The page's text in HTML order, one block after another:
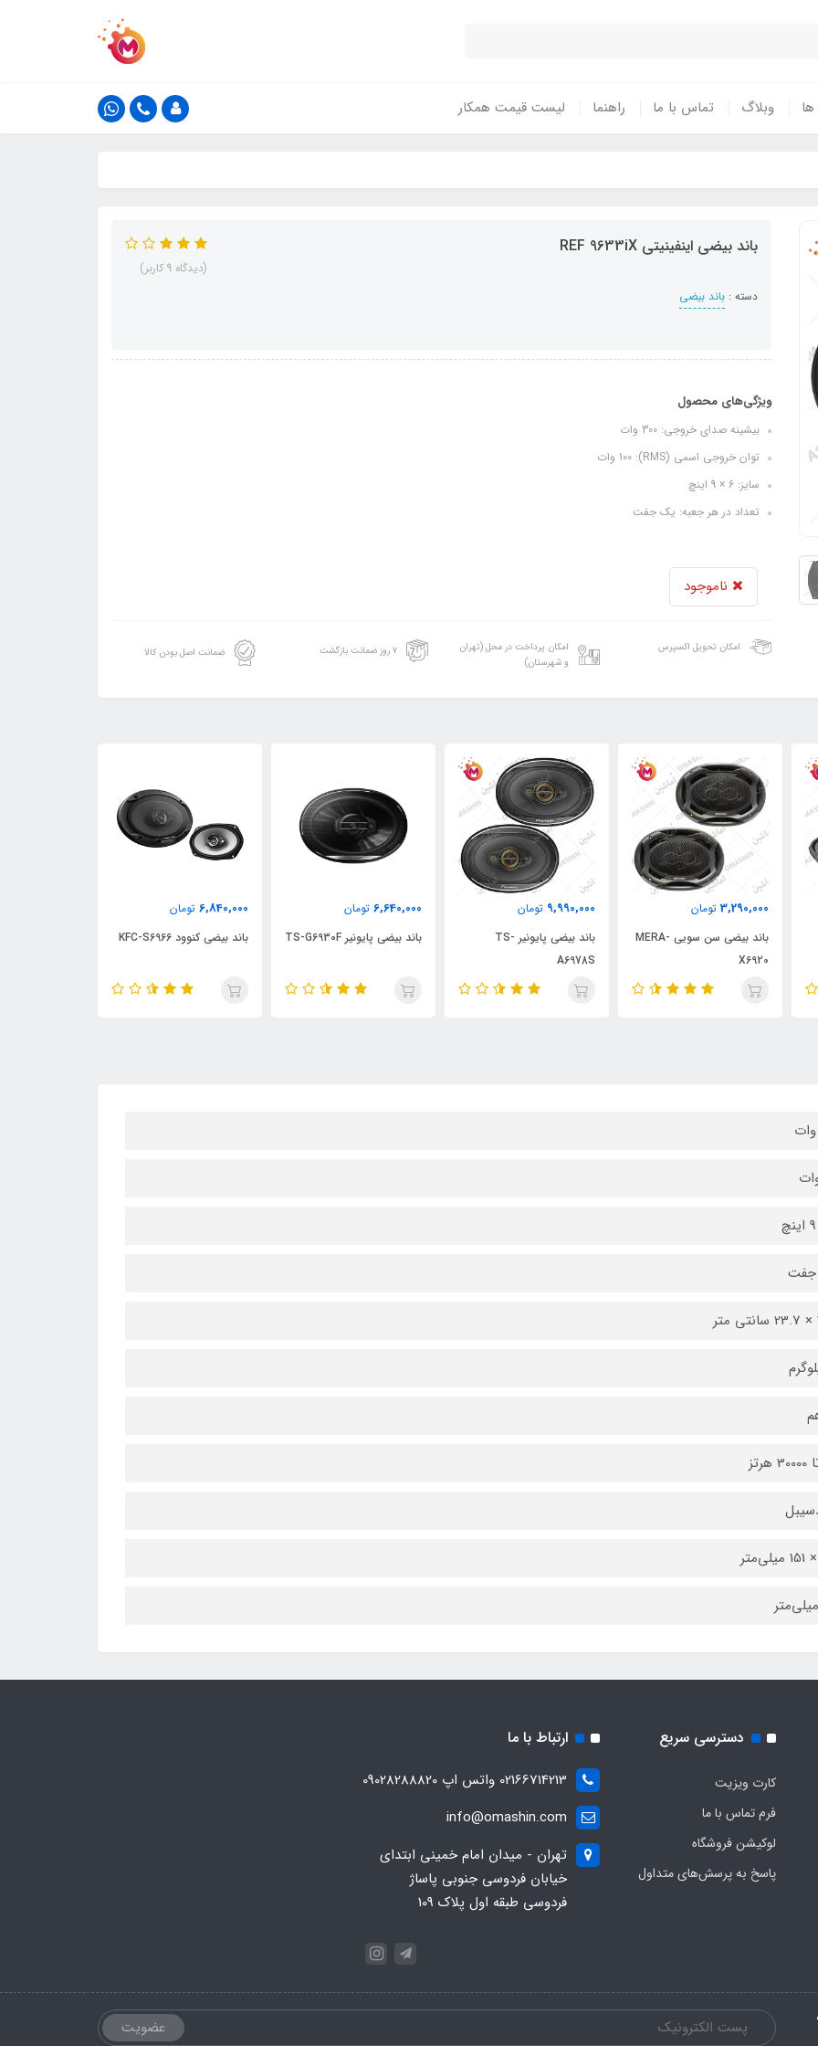
ها وبلاگ تماس با ما راهنما لیست قیمت همکار
باند بیضی اینفینیتی REF 9633iX
دسته : باند بیضی
(دیدگاه 9 کاربر)
ویژگی‌های محصول
بیشینه صدای خروجی: 300 وات
توان خروجی اسمی (RMS): 100 وات
سایز: 6 × 9 اینچ
تعداد در هر جعبه: یک جفت
ناموجود
امکان تحویل اکسپرس
امکان پرداخت در محل (تهران
و شهرستان)
۷ روز ضمانت بازگشت ضمانت اصل بودن کالا
3,290,000 تومان
باند بیضی سن سویی MERA-
X6920
9,990,000 تومان
باند بیضی پایونیر TS-
A6978S
6,640,000 تومان
باند بیضی پایونیر TS-G6930F
6,840,000 تومان
باند بیضی کنوود KFC-S6966
دسترسی سریع
کارت ویزیت
فرم تماس با ما
لوکیشن فروشگاه
پاسخ به پرسش‌های متداول
ارتباط با ما
02166714213 واتس اپ 09028288820
info@omashin.com
تهران - میدان امام خمینی ابتدای
خیابان فردوسی جنوبی پاساژ
فردوسی طبقه اول پلاک 109
عضویت